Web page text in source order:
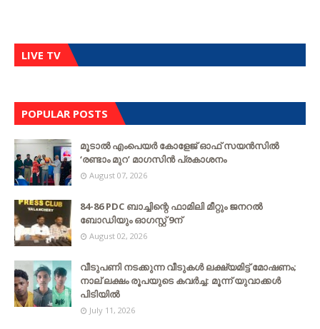
LIVE TV
POPULAR POSTS
മൂടാൽ എംപെയർ കോളേജ് ഓഫ് സയൻസിൽ
‘രണ്ടാം മുറ’ മാഗസിൻ പ്രകാശനം
August 07, 2026
84-86 PDC ബാച്ചിന്റെ ഫാമിലി മീറ്റും ജനറൽ
ബോഡിയും ഓഗസ്റ്റ് 9ന്
August 02, 2026
വീടുപണി നടക്കുന്ന വീടുകൾ ലക്ഷ്യമിട്ട് മോഷണം;
നാല് ലക്ഷം രൂപയുടെ കവർച്ച: മൂന്ന് യുവാക്കൾ
പിടിയിൽ
July 11, 2026